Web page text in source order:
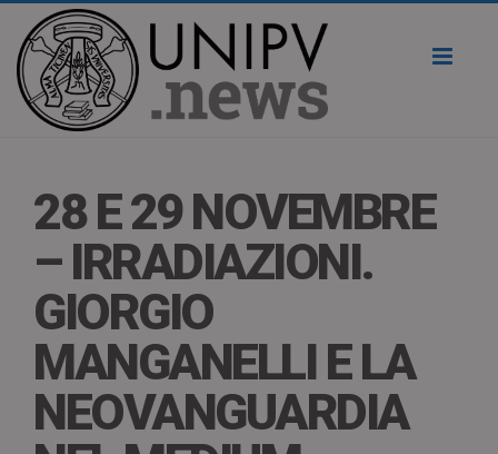
28 E 29 NOVEMBRE
– IRRADIAZIONI.
GIORGIO
MANGANELLI E LA
NEOVANGUARDIA